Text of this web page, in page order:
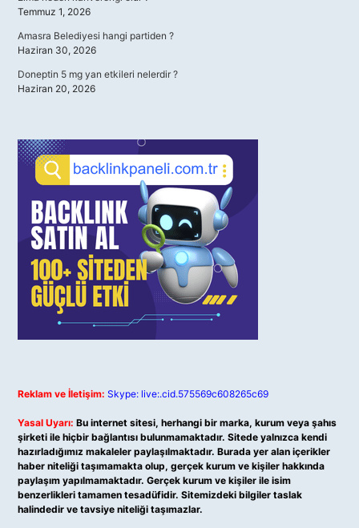
Temmuz 1, 2026
Amasra Belediyesi hangi partiden ?
Haziran 30, 2026
Doneptin 5 mg yan etkileri nelerdir ?
Haziran 20, 2026
Reklam ve İletişim: Skype: live:.cid.575569c608265c69
Yasal Uyarı: Bu internet sitesi, herhangi bir marka, kurum veya şahıs
şirketi ile hiçbir bağlantısı bulunmamaktadır. Sitede yalnızca kendi
hazırladığımız makaleler paylaşılmaktadır. Burada yer alan içerikler
haber niteliği taşımamakta olup, gerçek kurum ve kişiler hakkında
paylaşım yapılmamaktadır. Gerçek kurum ve kişiler ile isim
benzerlikleri tamamen tesadüfidir. Sitemizdeki bilgiler taslak
halindedir ve tavsiye niteliği taşımazlar.